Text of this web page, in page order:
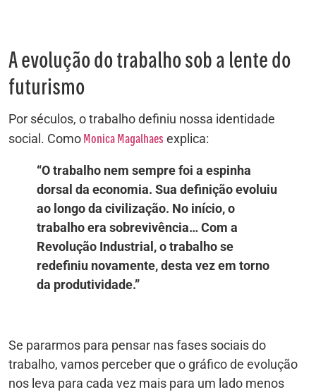
A evolução do trabalho sob a lente do
futurismo
Por séculos, o trabalho definiu nossa identidade
social. ComoMonica Magalhaes explica:
“O trabalho nem sempre foi a espinha
dorsal da economia. Sua definição evoluiu
ao longo da civilização. No início, o
trabalho era sobrevivência… Com a
Revolução Industrial, o trabalho se
redefiniu novamente, desta vez em torno
da produtividade.”
Se pararmos para pensar nas fases sociais do
trabalho, vamos perceber que o gráfico de evolução
nos leva para cada vez mais para um lado menos